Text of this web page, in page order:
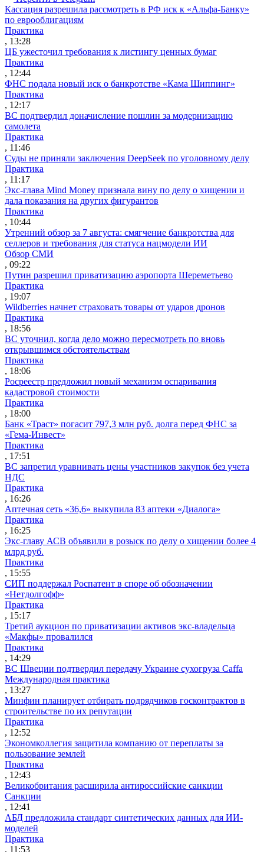
Кассация разрешила рассмотреть в РФ иск к «Альфа-Банку»
по еврооблигациям
Практика
, 13:28
ЦБ ужесточил требования к листингу ценных бумаг
Практика
, 12:44
ФНС подала новый иск о банкротстве «Кама Шиппинг»
Практика
, 12:17
ВС подтвердил доначисление пошлин за модернизацию
самолета
Практика
, 11:46
Суды не приняли заключения DeepSeek по уголовному делу
Практика
, 11:17
Экс-глава Mind Money признала вину по делу о хищении и
дала показания на других фигурантов
Практика
, 10:44
Утренний обзор за 7 августа: смягчение банкротства для
селлеров и требования для статуса нацмодели ИИ
Обзор СМИ
, 09:22
Путин разрешил приватизацию аэропорта Шереметьево
Практика
, 19:07
Wildberries начнет страховать товары от ударов дронов
Практика
, 18:56
ВС уточнил, когда дело можно пересмотреть по вновь
открывшимся обстоятельствам
Практика
, 18:06
Росреестр предложил новый механизм оспаривания
кадастровой стоимости
Практика
, 18:00
Банк «Траст» погасит 797,3 млн руб. долга перед ФНС за
«Гема-Инвест»
Практика
, 17:51
ВС запретил уравнивать цены участников закупок без учета
НДС
Практика
, 16:26
Аптечная сеть «36,6» выкупила 83 аптеки «Диалога»
Практика
, 16:25
Экс-главу АСВ объявили в розыск по делу о хищении более 4
млрд руб.
Практика
, 15:55
СИП поддержал Роспатент в споре об обозначении
«Нетдолгофф»
Практика
, 15:17
Третий аукцион по приватизации активов экс-владельца
«Макфы» провалился
Практика
, 14:29
ВС Швеции подтвердил передачу Украине сухогруза Caffa
Международная практика
, 13:27
Минфин планирует отбирать подрядчиков госконтрактов в
строительстве по их репутации
Практика
, 12:52
Экономколлегия защитила компанию от переплаты за
пользование землей
Практика
, 12:43
Великобритания расширила антироссийские санкции
Санкции
, 12:41
АБД предложила стандарт синтетических данных для ИИ-
моделей
Практика
, 11:53